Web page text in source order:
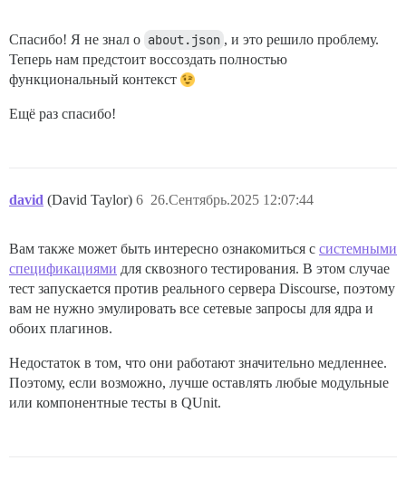
Спасибо! Я не знал о about.json , и это решило проблему.
Теперь нам предстоит воссоздать полностью
функциональный контекст
Ещё раз спасибо!
david (David Taylor) 26.Сентябрь.2025 12:07:44
6
Вам также может быть интересно ознакомиться с системными
спецификациями для сквозного тестирования. В этом случае
тест запускается против реального сервера Discourse, поэтому
вам не нужно эмулировать все сетевые запросы для ядра и
обоих плагинов.
Недостаток в том, что они работают значительно медленнее.
Поэтому, если возможно, лучше оставлять любые модульные
или компонентные тесты в QUnit.